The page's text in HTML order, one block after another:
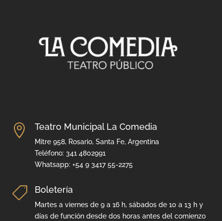
 Teatro Municipal La Comedia
Mitre 958, Rosario, Santa Fe, Argentina
Teléfono: 341 4802991
Whatsapp: +54 9 3417 55-2275
 Boletería
Martes a viernes de 9 a 16 h, sábados de 10 a 13 h y
días de función desde dos horas antes del comienzo